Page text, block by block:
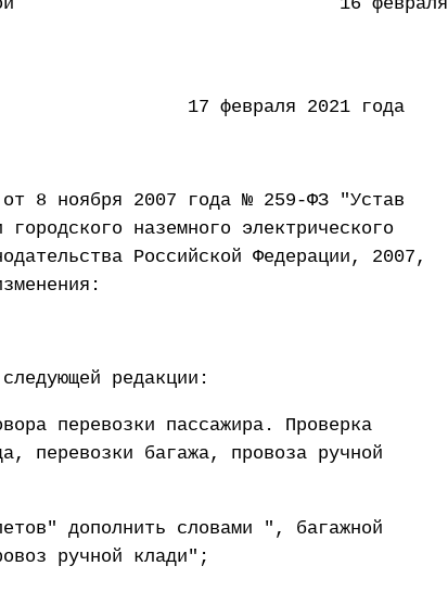
2021 года
от 8 ноября 2007 года № 259-ФЗ "Устав
наземного электрического
Российской Федерации, 2007,
редакции:
перевозки пассажира. Проверка
перевозки багажа, провоза ручной
дополнить словами ", багажной
ручной клади";